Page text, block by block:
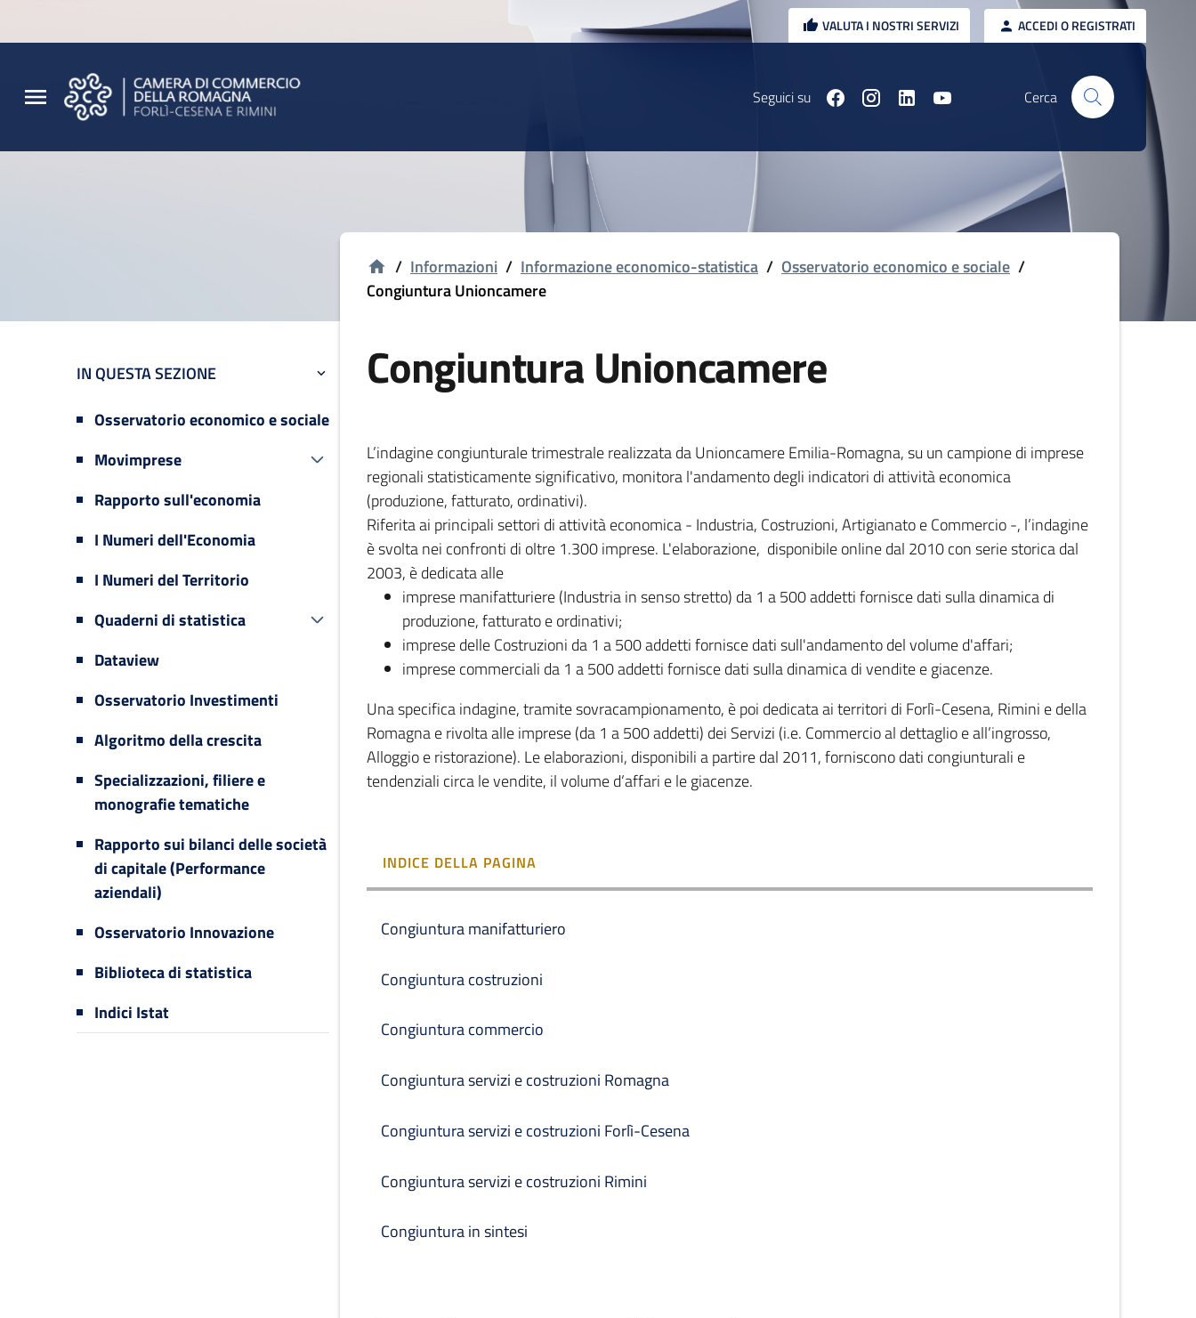
VALUTA I NOSTRI SERVIZI ACCEDI O REGISTRATI
Seguici su Cerca
IN QUESTA SEZIONE
Osservatorio economico e sociale
Movimprese
Rapporto sull'economia
I Numeri dell'Economia
I Numeri del Territorio
Quaderni di statistica
Dataview
Osservatorio Investimenti
Algoritmo della crescita
Specializzazioni, filiere e
monografie tematiche
Rapporto sui bilanci delle società
di capitale (Performance
aziendali)
Osservatorio Innovazione
Biblioteca di statistica
Indici Istat
/ Informazioni / Informazione economico-statistica / Osservatorio economico e sociale /
Congiuntura Unioncamere
Congiuntura Unioncamere
L’indagine congiunturale trimestrale realizzata da Unioncamere Emilia-Romagna, su un campione di imprese
regionali statisticamente significativo, monitora l'andamento degli indicatori di attività economica
(produzione, fatturato, ordinativi).
Riferita ai principali settori di attività economica - Industria, Costruzioni, Artigianato e Commercio -, l’indagine
è svolta nei confronti di oltre 1.300 imprese. L'elaborazione, disponibile online dal 2010 con serie storica dal
2003, è dedicata alle
imprese manifatturiere (Industria in senso stretto) da 1 a 500 addetti fornisce dati sulla dinamica di
produzione, fatturato e ordinativi;
imprese delle Costruzioni da 1 a 500 addetti fornisce dati sull'andamento del volume d'affari;
imprese commerciali da 1 a 500 addetti fornisce dati sulla dinamica di vendite e giacenze.
Una specifica indagine, tramite sovracampionamento, è poi dedicata ai territori di Forlì-Cesena, Rimini e della
Romagna e rivolta alle imprese (da 1 a 500 addetti) dei Servizi (i.e. Commercio al dettaglio e all’ingrosso,
Alloggio e ristorazione). Le elaborazioni, disponibili a partire dal 2011, forniscono dati congiunturali e
tendenziali circa le vendite, il volume d’affari e le giacenze.
INDICE DELLA PAGINA
Congiuntura manifatturiero
Congiuntura costruzioni
Congiuntura commercio
Congiuntura servizi e costruzioni Romagna
Congiuntura servizi e costruzioni Forlì-Cesena
Congiuntura servizi e costruzioni Rimini
Congiuntura in sintesi